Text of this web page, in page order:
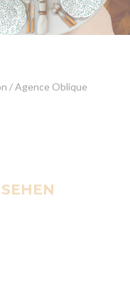
/ Agence Oblique